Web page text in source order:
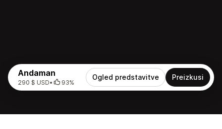
Andaman
290 $ USD• 93%
Ogled predstavitve Preizkusi